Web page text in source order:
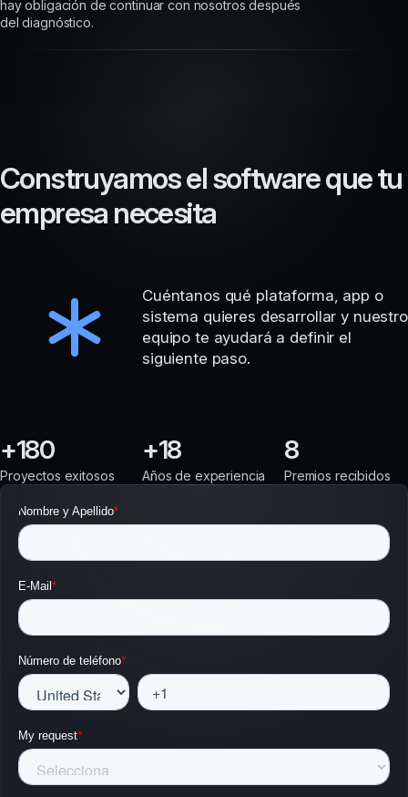
hay obligación de continuar con nosotros después
del diagnóstico.
Construyamoselsoftwarequetu
empresa necesita
Cuéntanos qué plataforma, app o
sistema quieres desarrollar y nuestro
equipo te ayudará a definir el
siguiente paso.
180
Proyectos exitosos
18
Años de experiencia
8
Premios recibidos